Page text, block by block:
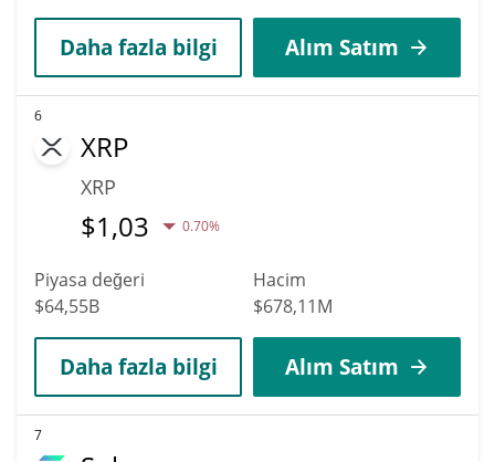
Daha fazla bilgi Alım Satım
6
XRP
XRP
$1,03 0.70%
Piyasa değeri
$64,55B
Hacim
$678,11M
Daha fazla bilgi Alım Satım
7